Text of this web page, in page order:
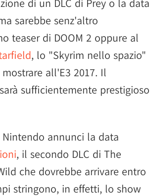
di un DLC di Prey o la data
sarebbe senz'altro
teaser di DOOM 2 oppure al
, lo "Skyrim nello spazio"
all'E3 2017. Il
sufficientemente prestigioso
annunci la data
, il secondo DLC di The
che dovrebbe arrivare entro
stringono, in effetti, lo show